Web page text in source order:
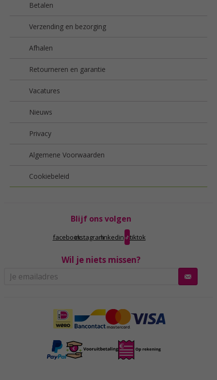
Betalen
Verzending en bezorging
Afhalen
Retourneren en garantie
Vacatures
Nieuws
Privacy
Algemene Voorwaarden
Cookiebeleid
Blijf ons volgen
facebookinstagramlinkedin tiktok
Wil je niets missen?